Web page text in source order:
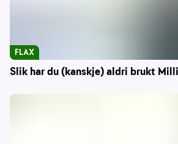
Slik har du (kanskje) aldri brukt
FLAX